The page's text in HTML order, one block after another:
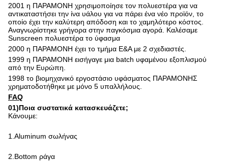
2001 η ΠΑΡΑΜΟΝΗ χρησιμοποίησε τον πολυεστέρα για να
αντικαταστήσει την ίνα υάλου για να πάρει ένα νέο προϊόν, το
οποίο έχει την καλύτερη απόδοση και το χαμηλότερο κόστος.
Αναγνωρίστηκε γρήγορα στην παγκόσμια αγορά. Καλέσαμε
Sunscreen πολυεστέρα το ύφασμα
2000 η ΠΑΡΑΜΟΝΗ έχει το τμήμα Ε&Α με 2 σχεδιαστές.
1999 η ΠΑΡΑΜΟΝΗ εισήγαγε μια batch υφαμένου εξοπλισμού
από την Ευρώπη.
1998 το βιομηχανικό εργοστάσιο υφάσματος ΠΑΡΑΜΟΝΗΣ
χρηματοδοτήθηκε με μόνο 5 υπαλλήλους.
FAQ
01)Ποια συστατικά κατασκευάζετε;
Κάνουμε:
1.Aluminum σωλήνας
2.Bottom ράγα